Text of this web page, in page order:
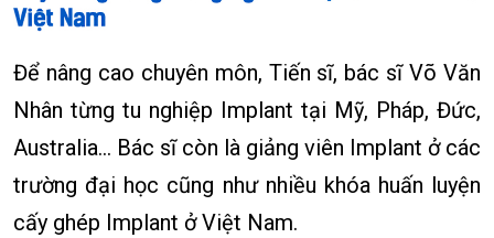
Để nâng cao chuyên môn, Tiến sĩ, bác sĩ Võ Văn
Nhân từng tu nghiệp Implant tại Mỹ, Pháp, Đức,
Australia... Bác sĩ còn là giảng viên Implant ở các
trường đại học cũng như nhiều khóa huấn luyện
cấy ghép Implant ở Việt Nam.